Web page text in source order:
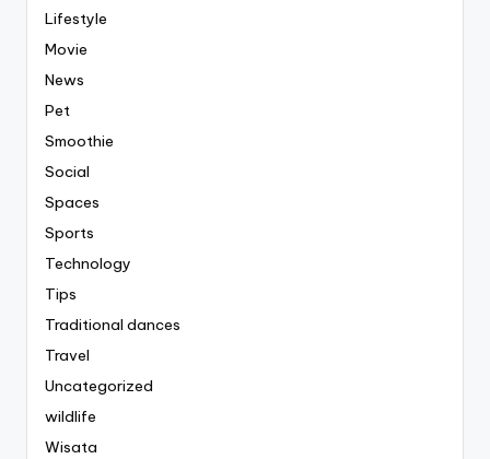
Lifestyle
Movie
News
Pet
Smoothie
Social
Spaces
Sports
Technology
Tips
Traditional dances
Travel
Uncategorized
wildlife
Wisata